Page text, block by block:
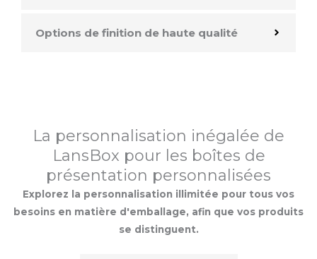
Options de finition de haute qualité
La personnalisation inégalée de
LansBox pour les boîtes de
présentation personnalisées
Explorez la personnalisation illimitée pour tous vos
besoins en matière d'emballage, afin que vos produits
se distinguent.